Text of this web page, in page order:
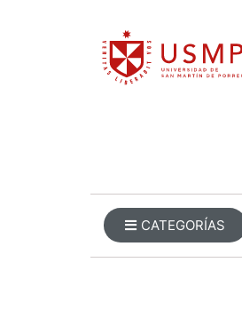
CATEGORÍAS